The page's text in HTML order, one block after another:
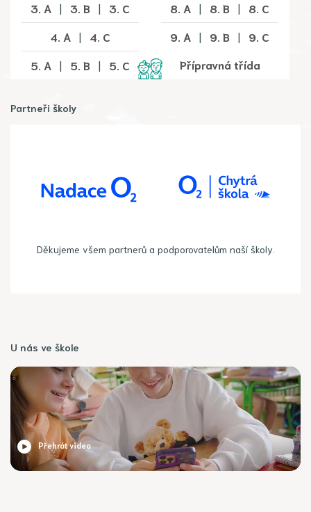
3. A
| 3. B |
3. C
4. A
|
4. C
5. A
| 5. B | 5. C
8. A
| 8. B |
8. C
9. A
| 9. B |
9. C
Přípravná třída
Partneři školy
Děkujeme všem partnerů a podporovatelům naší školy.
U nás ve škole
Přehrát video